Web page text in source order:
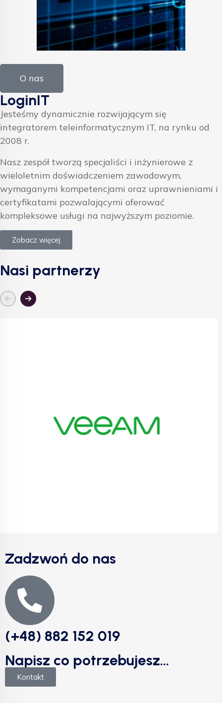
O nas
LoginIT
Jesteśmy dynamicznie rozwijającym się
integratorem teleinformatycznym IT, na rynku od
2008 r.
Nasz zespół tworzą specjaliści i inżynierowe z
wieloletnim doświadczeniem zawodowym,
wymaganymi kompetencjami oraz uprawnieniami i
certyfikatami pozwalającymi oferować
kompleksowe usługi na najwyższym poziomie.
Zobacz więcej
Nasi partnerzy
Zadzwoń do nas
(+48) 882 152 019
Napisz co potrzebujesz...
Kontakt